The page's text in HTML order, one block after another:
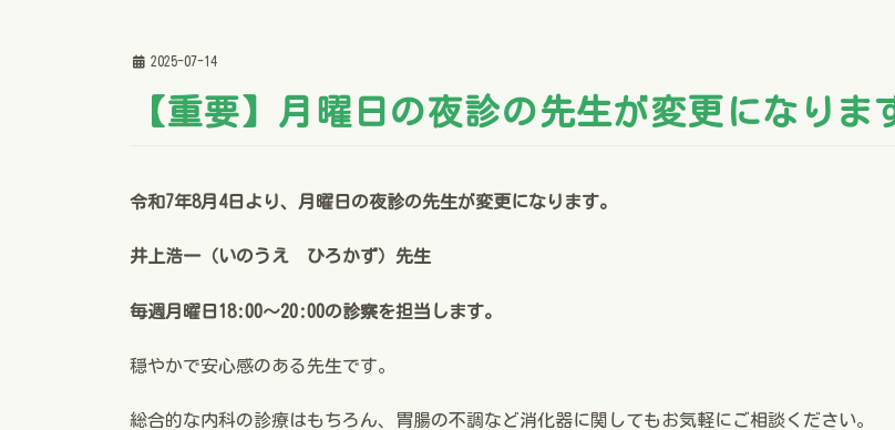
2025-07-14
【重要】月曜日の夜診の先生が変更になりま
令和7年8月4日より、月曜日の夜診の先生が変更になります。
井上浩一（いのうえ ひろかず）先生
毎週月曜日18:00～20:00の診察を担当します。
穏やかで安心感のある先生です。
総合的な内科の診療はもちろん、胃腸の不調など消化器に関してもお気軽にご相談ください。